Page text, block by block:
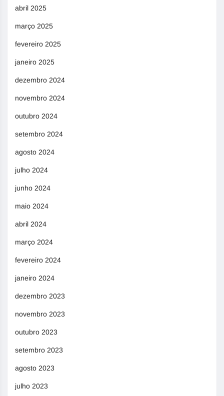
abril 2025
março 2025
fevereiro 2025
janeiro 2025
dezembro 2024
novembro 2024
outubro 2024
setembro 2024
agosto 2024
julho 2024
junho 2024
maio 2024
abril 2024
março 2024
fevereiro 2024
janeiro 2024
dezembro 2023
novembro 2023
outubro 2023
setembro 2023
agosto 2023
julho 2023